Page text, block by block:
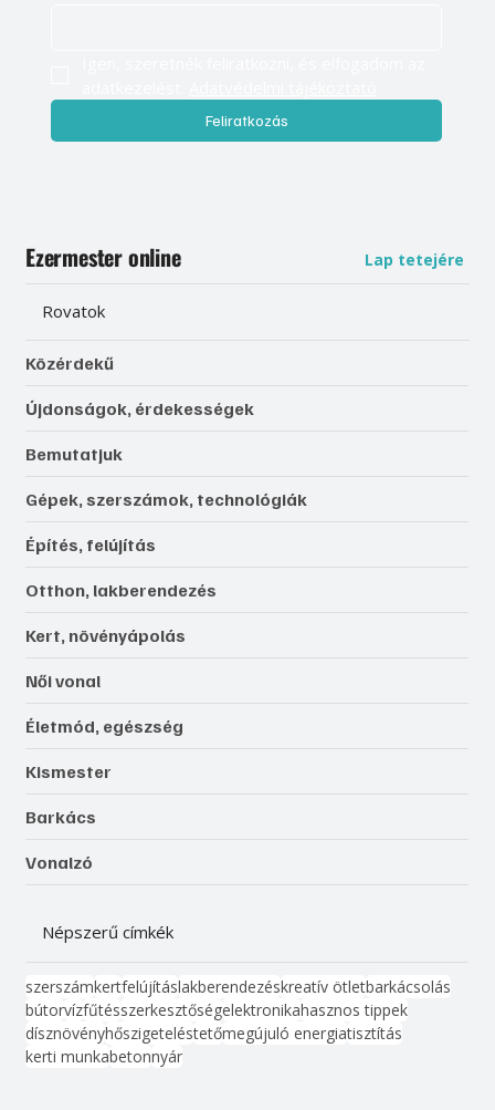
Feliratkozás
Ezermester online Lap tetejére
Rovatok
Közérdekű
Újdonságok, érdekességek
Bemutatjuk
Gépek, szerszámok, technológiák
Építés, felújítás
Otthon, lakberendezés
Kert, növényápolás
Női vonal
Életmód, egészség
Kismester
Barkács
Vonalzó
Népszerű címkék
szerszámkertfelújításlakberendezéskreatív ötletbarkácsolás
bútorvízfűtésszerkesztőségelektronikahasznos tippek
dísznövényhőszigeteléstetőmegújuló energiatisztítás
kerti munkabetonnyár